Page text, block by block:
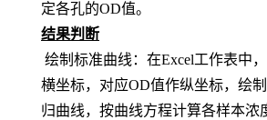
定各孔的OD值。
结果判断
绘制标准曲线：在Excel工作表中
横坐标，对应OD值作纵坐标，绘
归曲线，按曲线方程计算各样本浓